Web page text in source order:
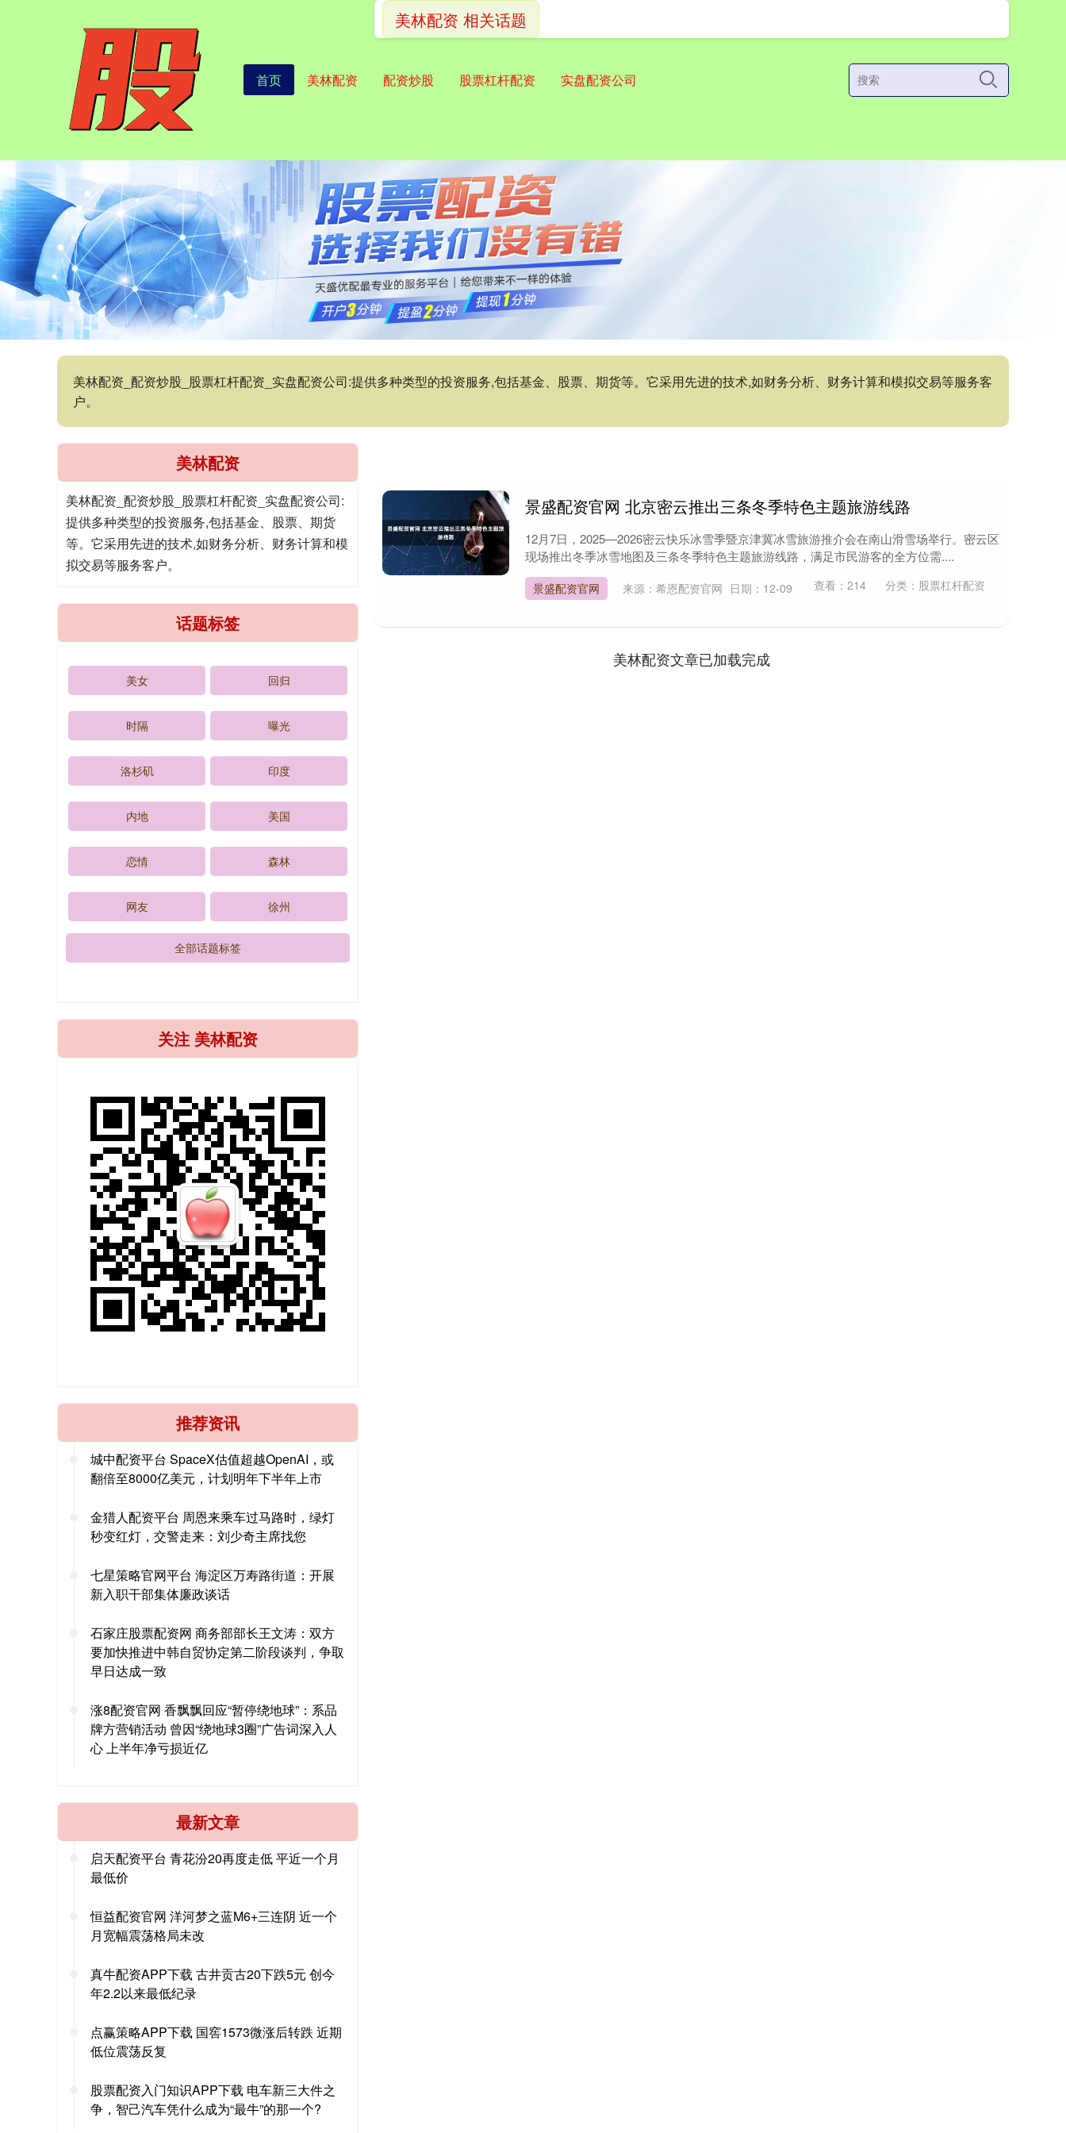
首页 美林配资 配资炒股 股票杠杆配资 实盘配资公司
美林配资_配资炒股_股票杠杆配资_实盘配资公司:提供多种类型的投资服务,包括基金、股票、期货等。它采用先进的技术,如财务分析、财务计算和模拟交易等服务客
户。
美林配资 相关话题
景盛配资官网 北京密云推出三条冬季特色主题旅游线路
12月7日，2025—2026密云快乐冰雪季暨京津冀冰雪旅游推介会在南山滑雪场举行。密云区
现场推出冬季冰雪地图及三条冬季特色主题旅游线路，满足市民游客的全方位需....
景盛配资官网 来源：希恩配资官网 日期：12-09 查看： 214 分类： 股票杠杆配资
美林配资文章已加载完成
美林配资
美林配资_配资炒股_股票杠杆配资_实盘配资公司:
提供多种类型的投资服务,包括基金、股票、期货
等。它采用先进的技术,如财务分析、财务计算和模
拟交易等服务客户。
话题标签
美女 回归
时隔 曝光
洛杉矶 印度
内地 美国
恋情 森林
网友 徐州
全部话题标签
关注 美林配资
推荐资讯
城中配资平台 SpaceX估值超越OpenAI，或
翻倍至8000亿美元，计划明年下半年上市
金猎人配资平台 周恩来乘车过马路时，绿灯
秒变红灯，交警走来：刘少奇主席找您
七星策略官网平台 海淀区万寿路街道：开展
新入职干部集体廉政谈话
石家庄股票配资网 商务部部长王文涛：双方
要加快推进中韩自贸协定第二阶段谈判，争取
早日达成一致
涨8配资官网 香飘飘回应“暂停绕地球”：系品
牌方营销活动 曾因“绕地球3圈”广告词深入人
心 上半年净亏损近亿
最新文章
启天配资平台 青花汾20再度走低 平近一个月
最低价
恒益配资官网 洋河梦之蓝M6+三连阴 近一个
月宽幅震荡格局未改
真牛配资APP下载 古井贡古20下跌5元 创今
年2.2以来最低纪录
点赢策略APP下载 国窖1573微涨后转跌 近期
低位震荡反复
股票配资入门知识APP下载 电车新三大件之
争，智己汽车凭什么成为“最牛”的那一个?